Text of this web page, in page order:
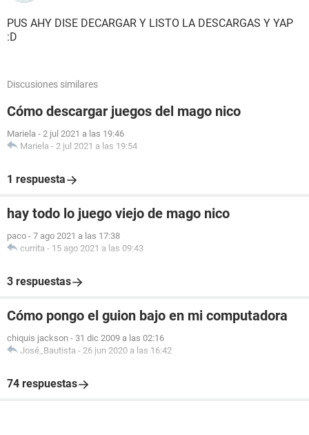
PUS AHY DISE DECARGAR Y LISTO LA DESCARGAS Y YAP
:D
Discusiones similares
Cómo descargar juegos del mago nico
Mariela - 2 jul 2021 a las 19:46
Mariela - 2 jul 2021 a las 19:54
1 respuesta
hay todo lo juego viejo de mago nico
paco - 7 ago 2021 a las 17:38
currita - 15 ago 2021 a las 09:43
3 respuestas
Cómo pongo el guion bajo en mi computadora
chiquis jackson - 31 dic 2009 a las 02:16
José_Bautista - 26 jun 2020 a las 16:42
74 respuestas